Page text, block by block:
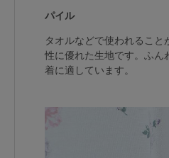
パイル
タオルなどで使われること
性に優れた生地です。ふん
着に適しています。